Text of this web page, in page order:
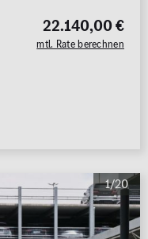
22.140,00 €
mtl. Rate berechnen
1/20